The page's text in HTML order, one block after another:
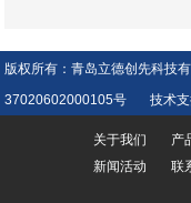
版权所有：青岛立德创先科技
37020602000105号 技术支
关于我们 产
新闻活动
联